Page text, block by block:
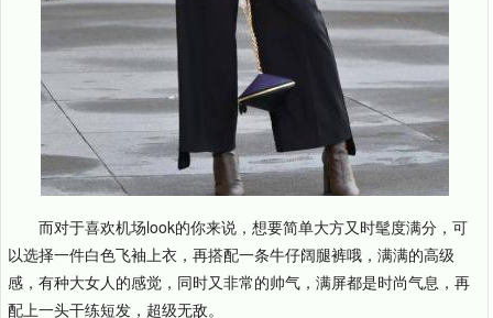
而对于喜欢机场look的你来说，想要简单大方又时髦度满分，可
以选择一件白色飞袖上衣，再搭配一条牛仔阔腿裤哦，满满的高级
感，有种大女人的感觉，同时又非常的帅气，满屏都是时尚气息，再
配上一头干练短发，超级无敌。